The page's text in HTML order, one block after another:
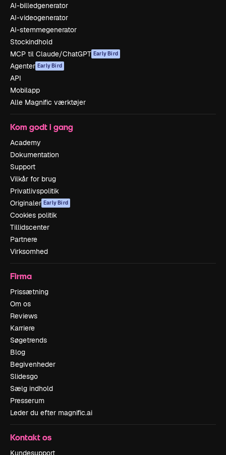
AI-billedgenerator
AI-videogenerator
AI-stemmegenerator
Stockindhold
MCP til Claude/ChatGPT Early Bird
Agenter Early Bird
API
Mobilapp
Alle Magnific værktøjer
Kom godt i gang
Academy
Dokumentation
Support
Vilkår for brug
Privatlivspolitik
Originaler Early Bird
Cookies politik
Tillidscenter
Partnere
Virksomhed
Firma
Prissætning
Om os
Reviews
Karriere
Søgetrends
Blog
Begivenheder
Slidesgo
Sælg indhold
Presserum
Leder du efter magnific.ai
Kontakt os
Kundesupport